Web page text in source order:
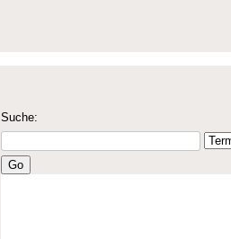
Suche: